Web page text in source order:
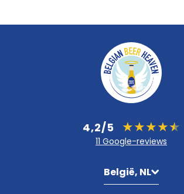
4,2/5
11 Google-reviews
België, NL